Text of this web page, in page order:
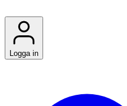
Logga in